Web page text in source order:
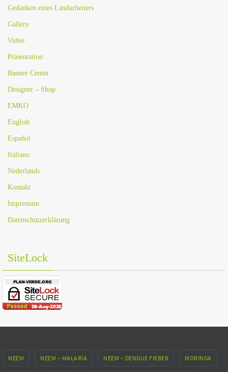
Gedanken eines Landarbeiters
Gallery
Video
Präsentation
Banner Center
Designer – Shop
EMKO
English
Español
Italiano
Nederlands
Kontakt
Impressum
Datenschutzerklärung
SiteLock
NEEM NEEM – MALARIA NEEM – DENGUE FIEBER MORINGA